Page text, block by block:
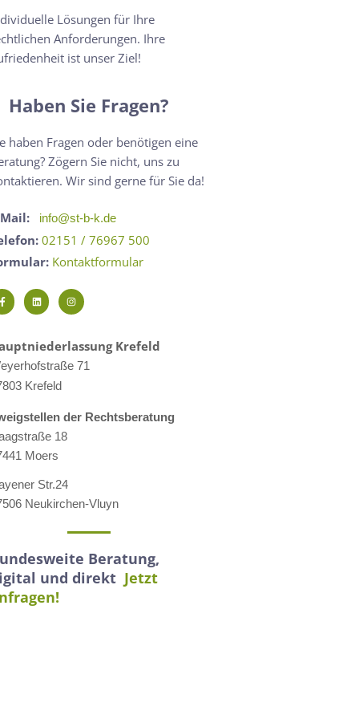
Lösungen für Ihre
Anforderungen. Ihre
ist unser Ziel!
Haben Sie Fragen?
haben Fragen oder benötigen eine
Zögern Sie nicht, uns zu
Wir sind gerne für Sie da!
Mail: info@st-b-k.de
02151 / 76967 500
Kontaktformular
Krefeld
71
Krefeld
der Rechtsberatung
18
Moers
Str.24
Neukirchen-Vluyn
Beratung,
und direkt Jetzt